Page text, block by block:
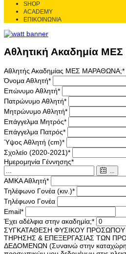
SHOP
ACADEMY
ΕΠΙΚΟΙΝΩΝΙΑ
Αθλητική Ακαδημία
Αθλητής Ακαδημίας ΜΕΣ ΜΑΡΑΘΩΝΑ;*
Όνομα Αθλητή*
Επώνυμο Αθλητή*
Πατρώνυμο Αθλητή*
Μητρώνυμο Αθλητή*
Επάγγελμα Μητρός*
Επάγγελμα Πατρός*
Ύψος Αθλητή (cm)*
Σχολείο (2020-2021)*
Ημερομηνία Γέννησης*
ΑΜΚΑ Αθλητή*
Τηλέφωνο Γονέα (κιν.)*
Τηλέφωνο Γονέα
Email*
Έχει αδέλφια στην ακαδημία;*
ΣΥΓΚΑΤΑΘΕΣΗ ΦΥΣΙΚΟΥ ΠΡΟΣΩΠΟΥ
ΤΗΡΗΣΗΣ & ΕΠΕΞΕΡΓΑΣΙΑΣ ΤΩΝ
ΔΕΔΟΜΕΝΩΝ (Συναινώ στην